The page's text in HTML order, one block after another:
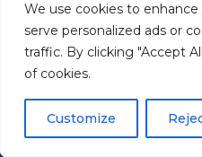
We use cookies to
serve personalized ads or
traffic. By clicking "Accept
of cookies.
Customize